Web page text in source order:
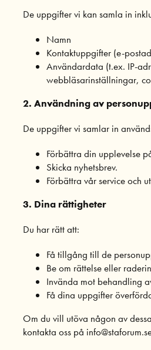
De uppgifter vi kan samla in
Namn
Kontaktuppgifter (e-
Användardata (t.ex. IP-
webbläsarinställningar,
2. Användning av
De uppgifter vi samlar in
Förbättra din upplevelse
Skicka nyhetsbrev.
Förbättra vår service och
3. Dina rättigheter
Du har rätt att:
Få tillgång till de
Be om rättelse eller
Invända mot behandling
Få dina uppgifter
Om du vill utöva någon av
kontakta oss på